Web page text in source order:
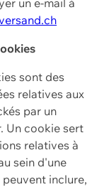
sont des
relatives aux
par un
Un cookie sert
relatives à
sein d'une
inclure,